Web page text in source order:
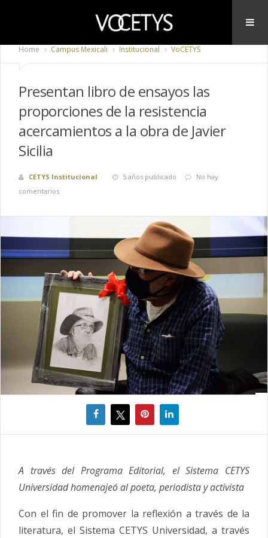
Home Campus Mexicali Institucional VoCETYS
Presentan libro de ensayos las
proporciones de la resistencia
acercamientos a la obra de Javier
Sicilia
CETYS Institucional 5 años publicado
No hay
comentarios
A través del Programa Editorial, el Sistema CETYS
Universidad homenajeó al poeta, periodista y activista
Con el fin de promover la reflexión a través de la
literatura, el Sistema CETYS Universidad, a través